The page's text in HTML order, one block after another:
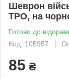
Шеврон
ТРО, на
Готово до
Код: 105957
85 ₴